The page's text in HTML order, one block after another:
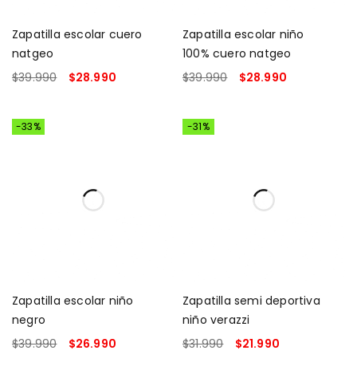
Zapatilla escolar cuero
natgeo
$39.990 $28.990
Zapatilla escolar niño
100% cuero natgeo
$39.990 $28.990
-33%
Zapatilla escolar niño
negro
$39.990 $26.990
-31%
Zapatilla semi deportiva
niño verazzi
$31.990 $21.990